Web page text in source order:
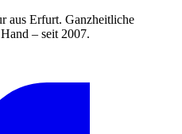
aus Erfurt. Ganzheitliche
– seit 2007.